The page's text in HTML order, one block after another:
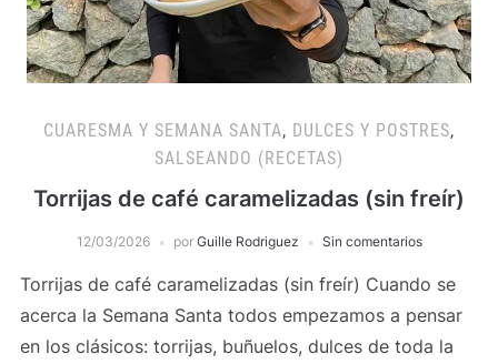
CUARESMA Y SEMANA SANTA, DULCES Y POSTRES,
SALSEANDO (RECETAS)
Torrijas de café caramelizadas (sin freír)
12/03/2026 por Guille Rodriguez Sin comentarios
Torrijas de café caramelizadas (sin freír) Cuando se
acerca la Semana Santa todos empezamos a pensar
en los clásicos: torrijas, buñuelos, dulces de toda la